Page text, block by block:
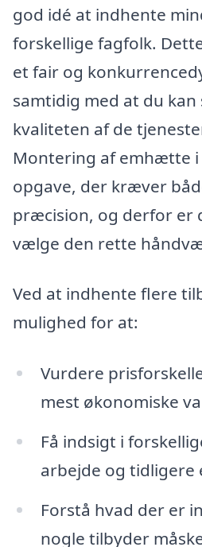
god idé at indhente
forskellige fagfolk.
et fair og
samtidig med at du
kvaliteten af de
Montering af emhætte i
opgave, der kræver
præcision, og derfor er
vælge den rette
Ved at indhente flere
mulighed for at:
Vurdere
mest økonomiske
Få indsigt i
arbejde og tidligere
Forstå hvad der er
nogle tilbyder